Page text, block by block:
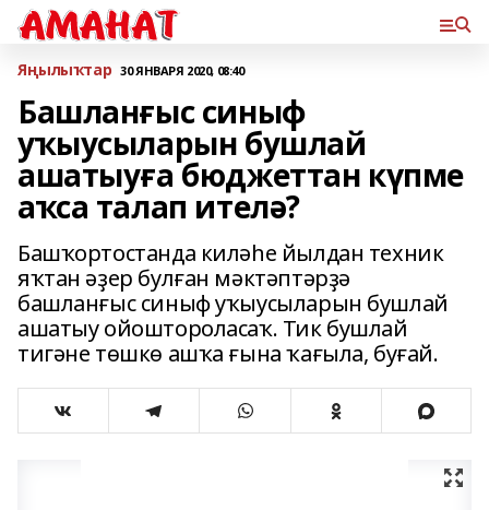
Яңылыҡтар 30 ЯНВАРЯ 2020, 08:40
Башланғыс синыф
уҡыусыларын бушлай
ашатыуға бюджеттан күпме
аҡса талап ителә?
Башҡортостанда киләһе йылдан техник
яҡтан әҙер булған мәктәптәрҙә
башланғыс синыф уҡыусыларын бушлай
ашатыу ойоштороласаҡ. Тик бушлай
тигәне төшкө ашҡа ғына ҡағыла, буғай.